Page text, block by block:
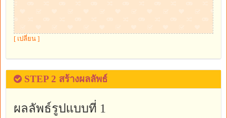
[ เปลี่ยน ]
STEP 2 สร้างผลลัพธ์
ผลลัพธ์รูปแบบที่ 1